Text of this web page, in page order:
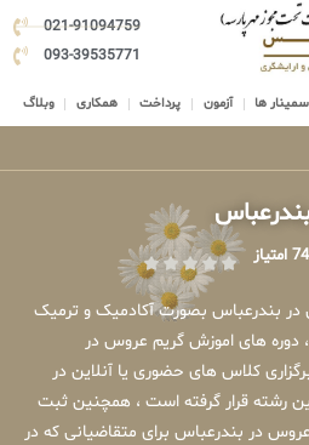
021-91094759
093-39535771
سمینار ها آزمون پرداخت همکاری وبلاگ
در بندرعباس بصورت آکادمیک و ترمیک
های اموزش گریم عروس در
کلاس های حضوری یا آنلاین در
رشته قرار گرفته است ، همچنین ثبت
در بندرعباس برای متقاضیانی که در